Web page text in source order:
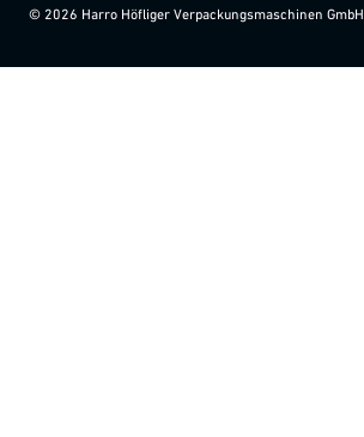
© 2026 Harro Höfliger Verpackungsmaschinen GmbH